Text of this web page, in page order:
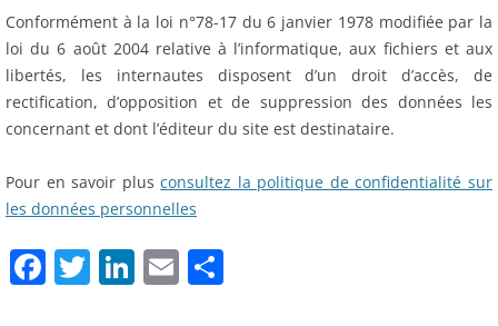
Conformément à la loi n°78-17 du 6 janvier 1978 modifiée par la
loi du 6 août 2004 relative à l’informatique, aux fichiers et aux
libertés, les internautes disposent d’un droit d’accès, de
rectification, d’opposition et de suppression des données les
concernant et dont l’éditeur du site est destinataire.
Pour en savoir plusconsultez la politique de confidentialité sur
les données personnelles
F T Li E